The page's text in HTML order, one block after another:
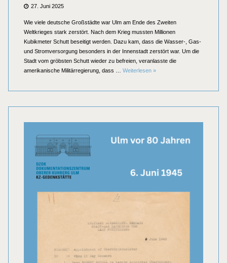
Posted
27. Juni 2025
Wie viele deutsche Großstädte war Ulm am Ende des Zweiten
Weltkrieges stark zerstört. Nach dem Krieg mussten Millionen
Kubikmeter Schutt beseitigt werden. Dazu kam, dass die Wasser-, Gas-
und Stromversorgung besonders in der Innenstadt zerstört war. Um die
Stadt vom gröbsten Schutt wieder zu befreien, veranlasste die
amerikanische Militärregierung, dass … Weiterlesen Ulm vor 80 Jahren:
»